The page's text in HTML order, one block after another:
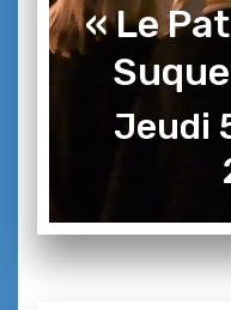
« Le
Jeudi